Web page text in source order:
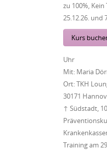
zu 100%, Kein
25.12.26. und
Kurs
Uhr
Mit: Maria
Ort:TKH
30171
↑ Südstadt,
Training am